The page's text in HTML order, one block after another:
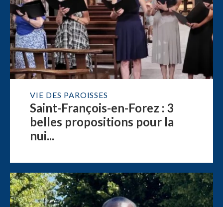
VIE DES PAROISSES
Saint-François-en-Forez : 3
belles propositions pour la
nui...